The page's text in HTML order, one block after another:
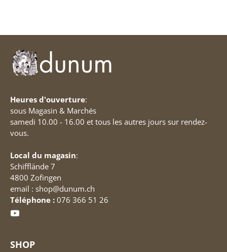
Heures d'ouverture:
sous Magasin & Marchés
samedi 10.00 - 16.00 et tous les autres jours sur rendez-
vous.
Local du magasin:
Schifflände 7
4800 Zofingen
email : shop@dunum.ch
Téléphone : 076 366 51 26
SHOP